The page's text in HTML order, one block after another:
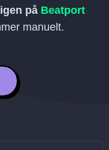
på Beatport
manuelt.